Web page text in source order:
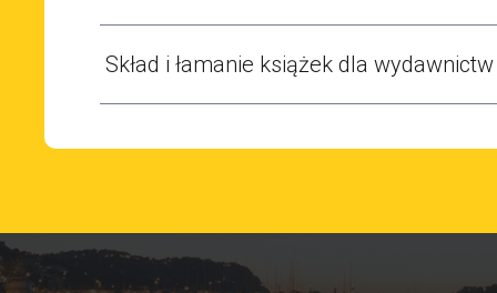
Skład i łamanie książek dla wydawnictw